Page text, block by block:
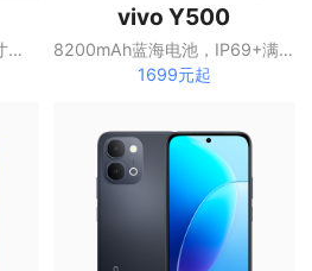
蔡司2亿超级主摄，6.31英寸直屏
vivo Y500
8200mAh蓝海电池，IP69+满级防水
1699元起